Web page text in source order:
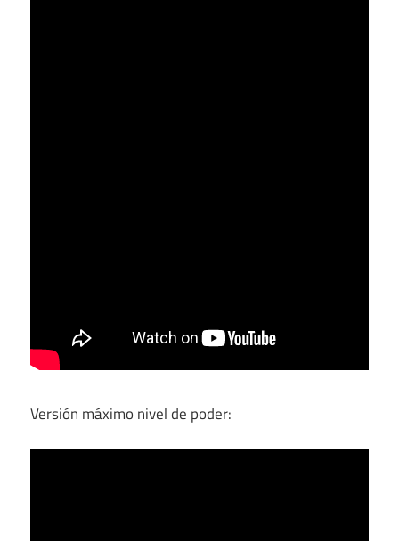
Versión máximo nivel de poder: